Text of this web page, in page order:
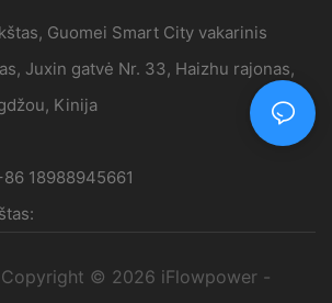
Guomei Smart City vakarinis
Juxin gatvė Nr. 33, Haizhu rajonas,
Kinija
18988945661
Copyright © 2026 iFlowpower -